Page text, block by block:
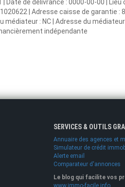
Date de délivrance : 0000-00-00 | Lieu
| Adresse caisse de garantie
médiateur : NC | Adresse du médiateur
indépendante
SERVICES & OUTILS
Annuaire des agences et
Simulateur de crédit
Alerte email
Comparateur d'annonces
Le blog qui facilite vos
www.immo-facile.info